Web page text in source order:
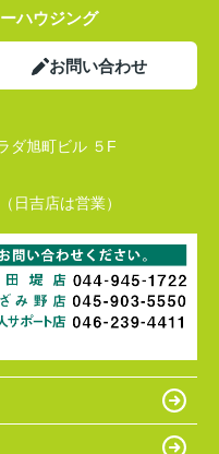
ハウジング
お問い合わせ
ダ旭町ビル ５F
日吉店は営業）